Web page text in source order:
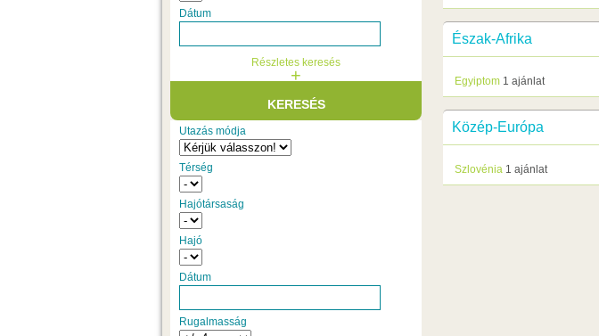
Dátum
Részletes keresés
+
Utazás módja
Térség
Hajótársaság
Hajó
Dátum
Rugalmasság
Észak-Afrika
Egyiptom 1 ajánlat
Közép-Európa
Szlovénia 1 ajánlat